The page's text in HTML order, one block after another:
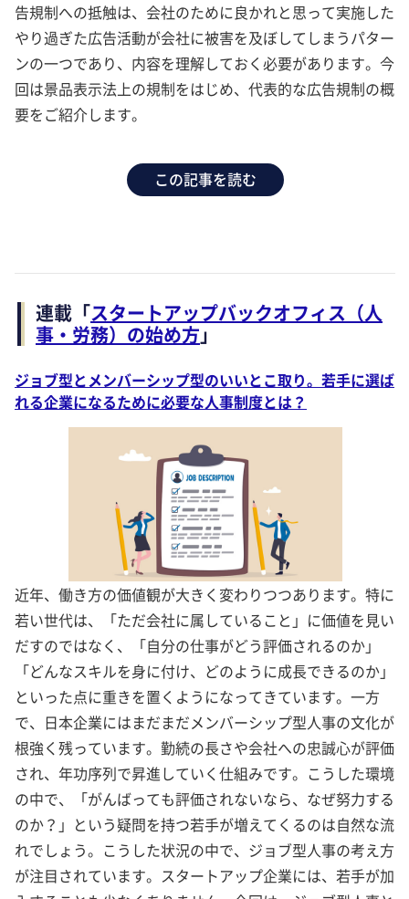
告規制への抵触は、会社のために良かれと思って実施した
やり過ぎた広告活動が会社に被害を及ぼしてしまうパター
ンの一つであり、内容を理解しておく必要があります。今
回は景品表示法上の規制をはじめ、代表的な広告規制の概
要をご紹介します。
この記事を読む
連載「スタートアップバックオフィス（人
事・労務）の始め方」
ジョブ型とメンバーシップ型のいいとこ取り。若手に選ば
れる企業になるために必要な人事制度とは？
近年、働き方の価値観が大きく変わりつつあります。特に
若い世代は、「ただ会社に属していること」に価値を見い
だすのではなく、「自分の仕事がどう評価されるのか」
「どんなスキルを身に付け、どのように成長できるのか」
といった点に重きを置くようになってきています。一方
で、日本企業にはまだまだメンバーシップ型人事の文化が
根強く残っています。勤続の長さや会社への忠誠心が評価
され、年功序列で昇進していく仕組みです。こうした環境
の中で、「がんばっても評価されないなら、なぜ努力する
のか？」という疑問を持つ若手が増えてくるのは自然な流
れでしょう。こうした状況の中で、ジョブ型人事の考え方
が注目されています。スタートアップ企業には、若手が加